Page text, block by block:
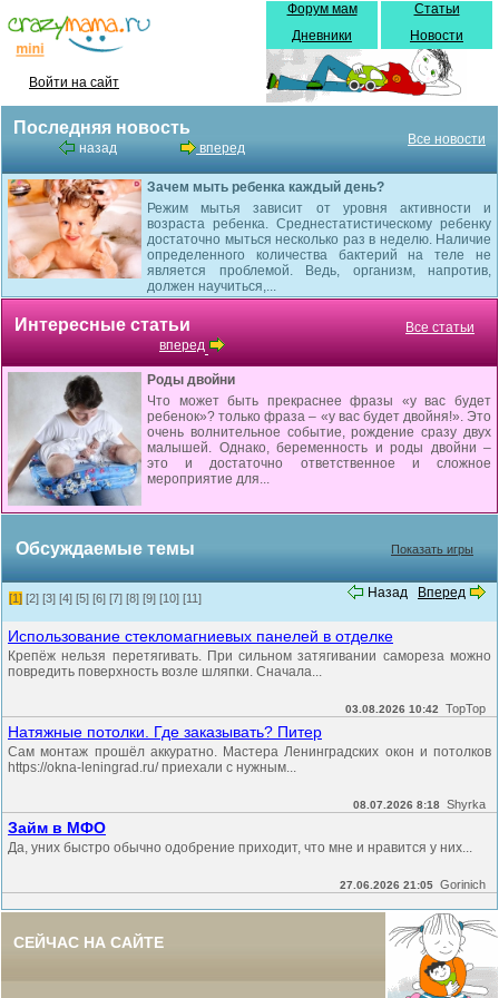
Войти на сайт
Форум мам
Дневники
Статьи
Новости
Последняя новость
назад вперед
Все новости
Зачем мыть ребенка каждый день?
Режим мытья зависит от уровня активности и
возраста ребенка. Среднестатистическому ребенку
достаточно мыться несколько раз в неделю. Наличие
определенного количества бактерий на теле не
является проблемой. Ведь, организм, напротив,
должен научиться,...
Интересные статьи
вперед
Все статьи
Роды двойни
Что может быть прекраснее фразы «у вас будет
ребенок»? только фраза – «у вас будет двойня!». Это
очень волнительное событие, рождение сразу двух
малышей. Однако, беременность и роды двойни –
это и достаточно ответственное и сложное
мероприятие для...
Обсуждаемые темы Показать игры
Назад Вперед
[1] [2] [3] [4] [5] [6] [7] [8] [9] [10] [11]
Использование стекломагниевых панелей в отделке
Крепёж нельзя перетягивать. При сильном затягивании самореза можно
повредить поверхность возле шляпки. Сначала...
03.08.2026 10:42 TopTop
Натяжные потолки. Где заказывать? Питер
Сам монтаж прошёл аккуратно. Мастера Ленинградских окон и потолков
https://okna-leningrad.ru/ приехали с нужным...
08.07.2026 8:18 Shyrka
Займ в МФО
Да, уних быстро обычно одобрение приходит, что мне и нравится у них...
27.06.2026 21:05 Gorinich
СЕЙЧАС НА САЙТЕ